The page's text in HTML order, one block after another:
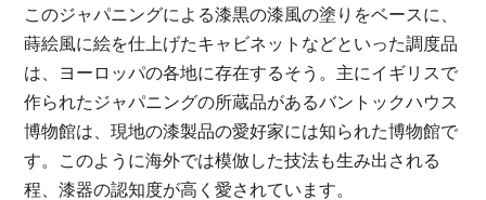
このジャパニングによる漆黒の漆風の塗りをベースに、
蒔絵風に絵を仕上げたキャビネットなどといった調度品
は、ヨーロッパの各地に存在するそう。主にイギリスで
作られたジャパニングの所蔵品があるバントックハウス
博物館は、現地の漆製品の愛好家には知られた博物館で
す。このように海外では模倣した技法も生み出される
程、漆器の認知度が高く愛されています。